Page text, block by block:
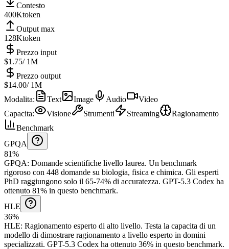
Contesto
400Ktoken
Output max
128Ktoken
Prezzo input
$1.75/ 1M
Prezzo output
$14.00/ 1M
Modalita: Text Image Audio
Video
Capacita: Visione Strumenti Streaming
Ragionamento
Benchmark
GPQA
81%
GPQA: Domande scientifiche livello laurea. Un benchmark
rigoroso con 448 domande su biologia, fisica e chimica. Gli esperti
PhD raggiungono solo il 65-74% di accuratezza. GPT-5.3 Codex ha
ottenuto 81% in questo benchmark.
HLE
36%
HLE: Ragionamento esperto di alto livello. Testa la capacita di un
modello di dimostrare ragionamento a livello esperto in domini
specializzati. GPT-5.3 Codex ha ottenuto 36% in questo benchmark.